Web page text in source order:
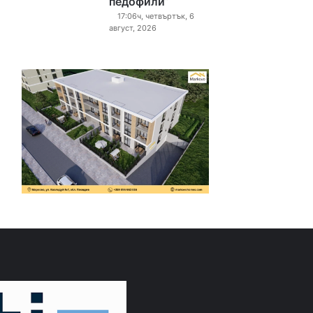
17:06ч, четвъртък, 6
август, 2026